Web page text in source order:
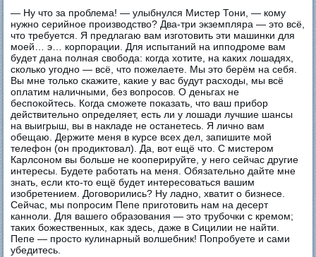
— Ну что за проблема! — улыбнулся Мистер Тони, — кому
нужно серийное производство? Два-три экземпляра — это всё,
что требуется. Я предлагаю вам изготовить эти машинки для
моей… э… корпорации. Для испытаний на ипподроме вам
будет дана полная свобода: когда хотите, на каких лошадях,
сколько угодно — всё, что пожелаете. Мы это берём на себя.
Вы мне только скажите, какие у вас будут расходы, мы всё
оплатим наличными, без вопросов. О деньгах не
беспокойтесь. Когда сможете показать, что ваш прибор
действительно определяет, есть ли у лошади лучшие шансы
на выигрыш, вы в накладе не останетесь. Я лично вам
обещаю. Держите меня в курсе всех дел, запишите мой
телефон (он продиктовал). Да, вот ещё что. С мистером
Карлсоном вы больше не кооперируйте, у него сейчас другие
интересы. Будете работать на меня. Обязательно дайте мне
знать, если кто-то ещё будет интересоваться вашим
изобретением. Договорились? Ну ладно, хватит о бизнесе.
Сейчас, мы попросим Пепе приготовить нам на десерт
канноли. Для вашего образования — это трубочки с кремом;
таких божественных, как здесь, даже в Сицилии не найти.
Пепе — просто кулинарный волшебник! Попробуете и сами
убедитесь.